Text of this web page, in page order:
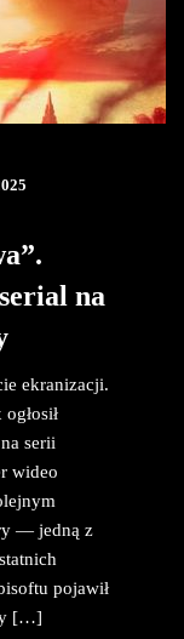
na
ekranizacji.
serii
wideo
— jedną z
pojawił
[…]